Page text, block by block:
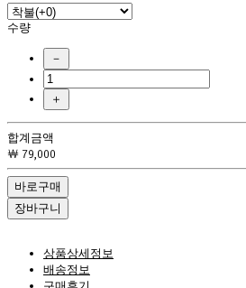
수량
－
＋
합계금액
￦ 79,000
바로구매
장바구니
상품상세정보
배송정보